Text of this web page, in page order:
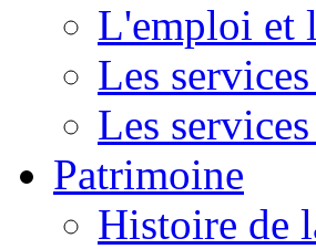
L'emploi et
Les
Les
Patrimoine
Histoire de